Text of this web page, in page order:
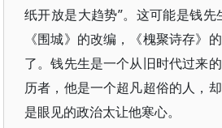
纸开放是大趋势”。这可能是钱
《围城》的改编，《槐聚诗存》
了。钱先生是一个从旧时代过来
历者，他是一个超凡超俗的人，
是眼见的政治太让他寒心。